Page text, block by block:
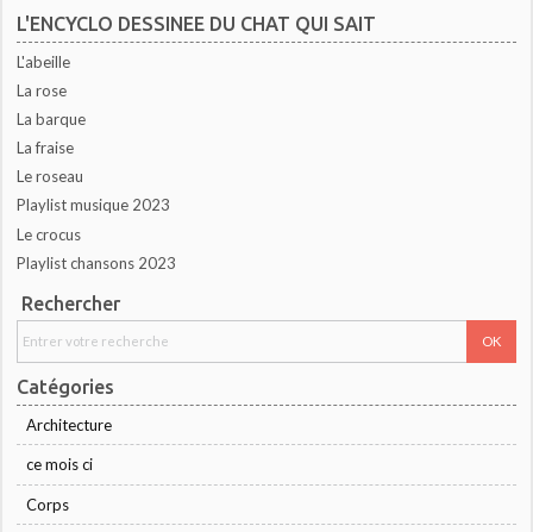
L'ENCYCLO DESSINEE DU CHAT QUI SAIT
L'abeille
La rose
La barque
La fraise
Le roseau
Playlist musique 2023
Le crocus
Playlist chansons 2023
Rechercher
Catégories
Architecture
ce mois ci
Corps